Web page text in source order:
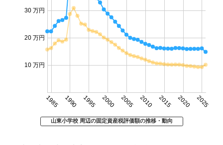
1985 1990 1995 2000 2005 2010 2015 2020 2025
10 万円
20 万円
30 万円
山東小学校 周辺の固定資産税評価額の推移・動向